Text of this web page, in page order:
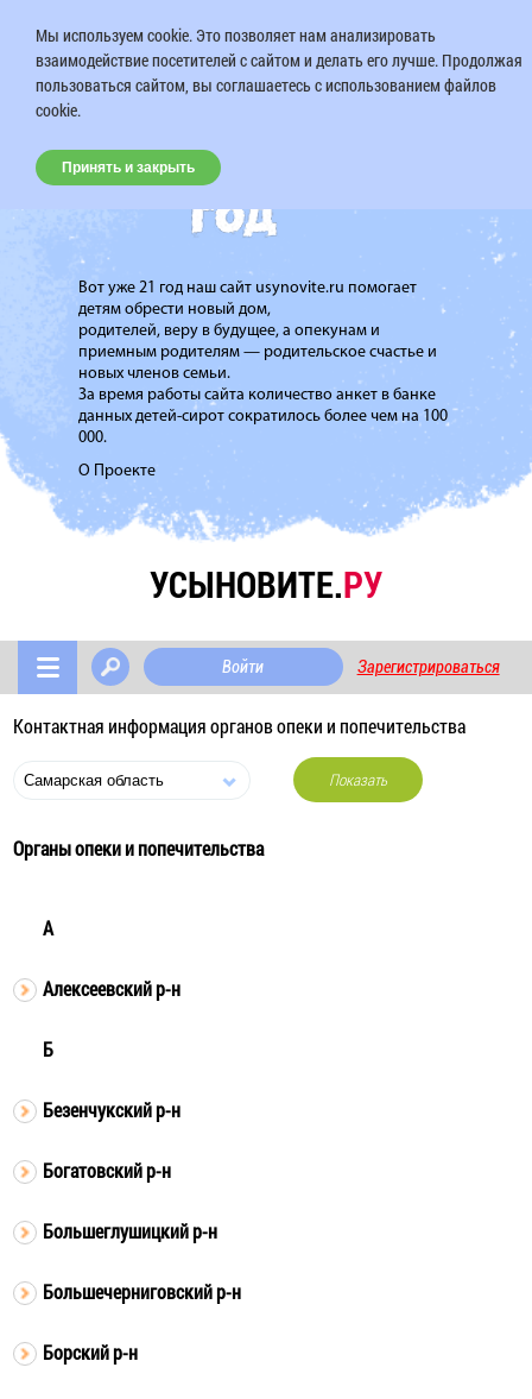
Вот уже 21 год наш сайт usynovite.ru помогает
детям обрести новый дом,
родителей, веру в будущее, а опекунам и
приемным родителям — родительское счастье и
новых членов семьи.
За время работы сайта количество анкет в банке
данных детей-сирот сократилось более чем на 100
000.
О Проекте
УСЫНОВИТЕ.РУ
Войти Зарегистрироваться
Контактная информация органов опеки и попечительства
Показать
Органы опеки и попечительства
А
Алексеевский р-н
Б
Безенчукский р-н
Богатовский р-н
Большеглушицкий р-н
Большечерниговский р-н
Борский р-н
Мы используем cookie. Это позволяет нам анализировать
взаимодействие посетителей с сайтом и делать его лучше. Продолжая
пользоваться сайтом, вы соглашаетесь с использованием файлов
cookie.
Принять и закрыть